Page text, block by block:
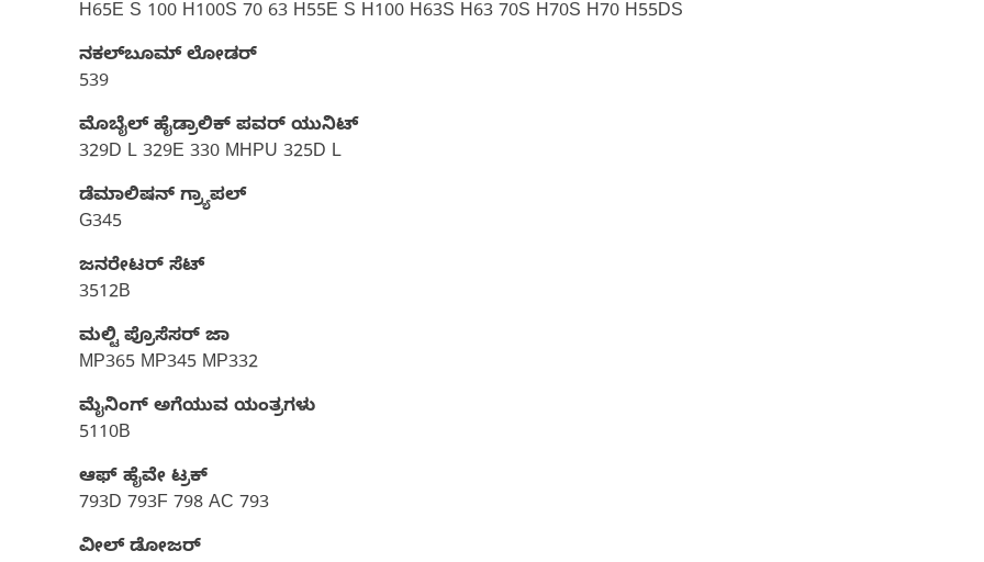
H65E S 100 H100S 70 63 H55E S H100 H63S H63 70S H70S H70 H55DS
ನಕಲ್‌ಬೂಮ್‌ ಲೋಡರ್
539
ಮೊಬೈಲ್ ಹೈಡ್ರಾಲಿಕ್‌ ಪವರ್ ಯುನಿಟ್‌
329D L 329E 330 MHPU 325D L
ಡೆಮಾಲಿಷನ್ ಗ್ರ್ಯಾಪಲ್
G345
ಜನರೇಟರ್ ಸೆಟ್‌
3512B
ಮಲ್ಟಿ ಪ್ರೊಸೆಸರ್ ಜಾ
MP365 MP345 MP332
ಮೈನಿಂಗ್ ಅಗೆಯುವ ಯಂತ್ರಗಳು
5110B
ಆಫ್ ಹೈವೇ ಟ್ರಕ್​
793D 793F 798 AC 793
ವೀಲ್ ಡೋಜರ್​